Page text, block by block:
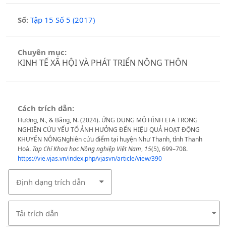
Số: Tập 15 Số 5 (2017)
Chuyên mục:
KINH TẾ XÃ HỘI VÀ PHÁT TRIỂN NÔNG THÔN
Cách trích dẫn:
Hương, N., & Bằng, N. (2024). ỨNG DỤNG MÔ HÌNH EFA TRONG
NGHIÊN CỨU YẾU TỐ ẢNH HƯỞNG ĐẾN HIỆU QUẢ HOẠT ĐỘNG
KHUYẾN NÔNGNghiên cứu điểm tại huyện Như Thanh, tỉnh Thanh
Hoá. Tạp Chí Khoa học Nông nghiệp Việt Nam, 15(5), 699–708.
https://vie.vjas.vn/index.php/vjasvn/article/view/390
Định dạng trích dẫn
Tải trích dẫn